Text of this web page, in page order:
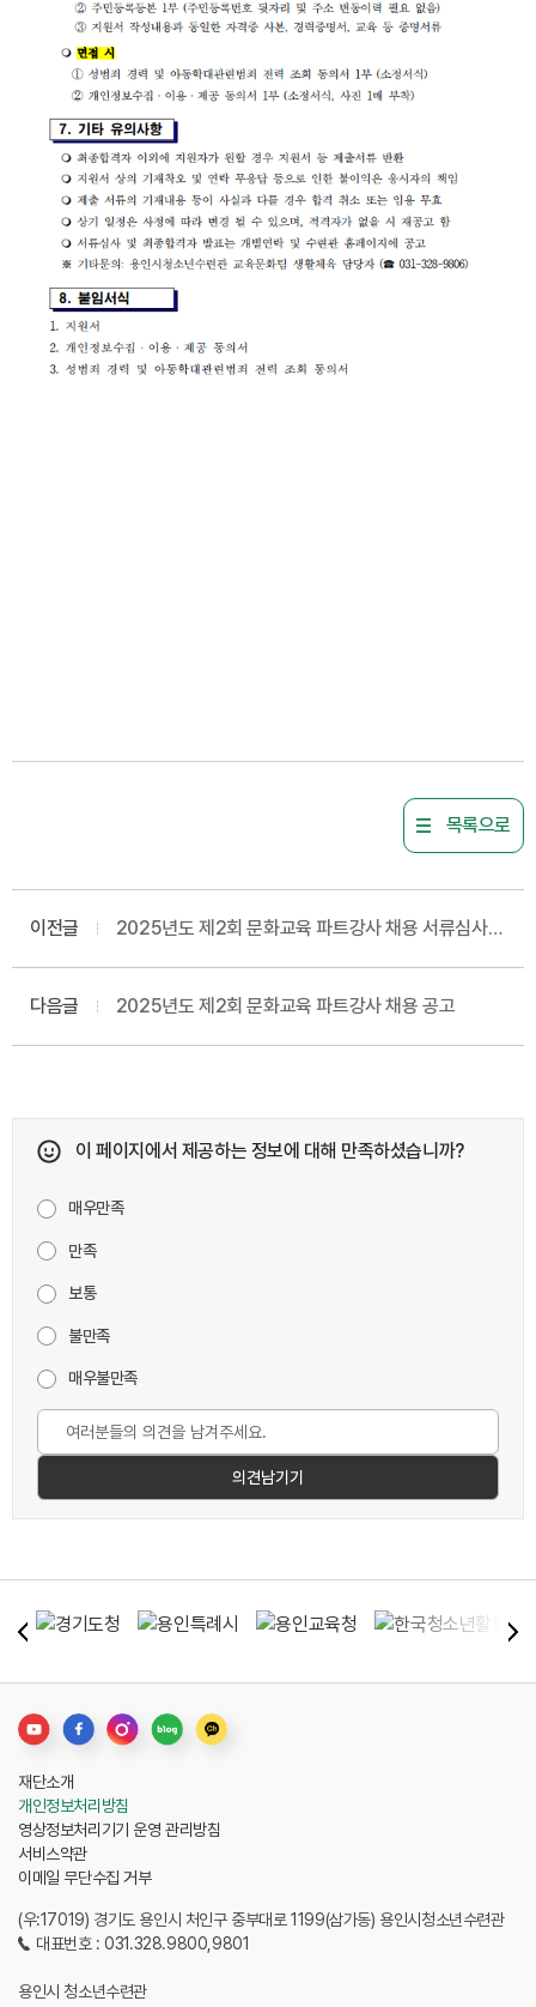
목록으로
이전글
2025년도 제2회 문화교육 파트강사 채용 서류심사
다음글 2025년도 제2회 문화교육 파트강사 채용 공고
이 페이지에서 제공하는 정보에 대해 만족하셨습니까?
매우만족
만족
보통
불만족
매우불만족
(우:17019) 경기도 용인시 처인구 중부대로 1199(삼가동) 용인시청소년수련관
대표번호 : 031.328.9800,9801
용인시 청소년수련관
재단소개
개인정보처리방침
영상정보처리기기 운영 관리방침
서비스약관
이메일 무단수집 거부